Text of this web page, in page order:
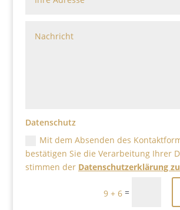
Datenschutz
Mit dem Absenden des
bestätigen Sie die Verarbeitung Ihrer
stimmen der Datenschutzerklärung
9 + 6 =